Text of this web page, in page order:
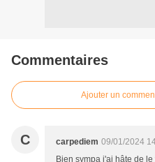
Commentaires
Ajouter un
C carpediem 09/01/2024
Bien sympa j'ai hâte de